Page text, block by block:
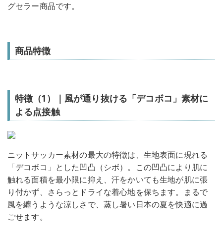
グセラー商品です。
商品特徴
特徴（1）｜風が通り抜ける「デコボコ」素材に
よる点接触
ニットサッカー素材の最大の特徴は、生地表面に現れる
「デコボコ」とした凹凸（シボ）。この凹凸により肌に
触れる面積を最小限に抑え、汗をかいても生地が肌に張
り付かず、さらっとドライな着心地を保ちます。まるで
風を纏うような涼しさで、蒸し暑い日本の夏を快適に過
ごせます。